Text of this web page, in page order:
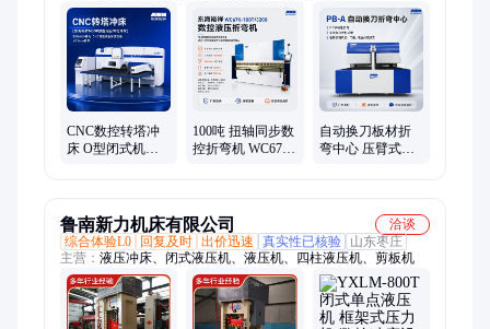
CNC数控转塔冲
床 O型闭式机架
100吨 扭轴同步数
控折弯机 WC67K
自动换刀板材折
弯中心 压臂式送
鲁南新力机床有限公司
洽谈
综合体验L0
回复及时 出价迅速 真实性已核验
山东枣庄
主营： 液压冲床、闭式液压机、液压机、四柱液压机、剪板机